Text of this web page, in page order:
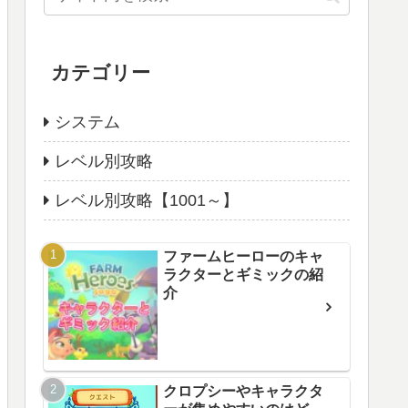
カテゴリー
システム
レベル別攻略
レベル別攻略【1001～】
ファームヒーローのキャ
ラクターとギミックの紹
介
クロプシーやキャラクタ